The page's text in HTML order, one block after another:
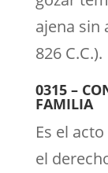
ajena sin
826 C.C.).
0315 –
FAMILIA
Es el
el